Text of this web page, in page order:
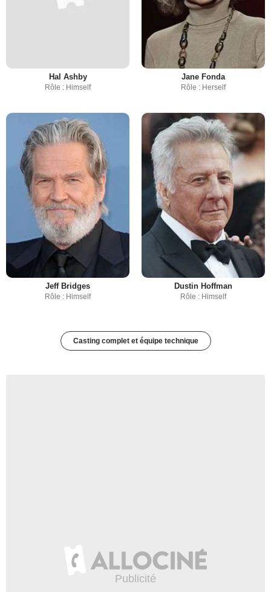
Hal Ashby
Rôle : Himself
Jane Fonda
Rôle : Herself
Jeff Bridges
Rôle : Himself
Dustin Hoffman
Rôle : Himself
Casting complet et équipe technique